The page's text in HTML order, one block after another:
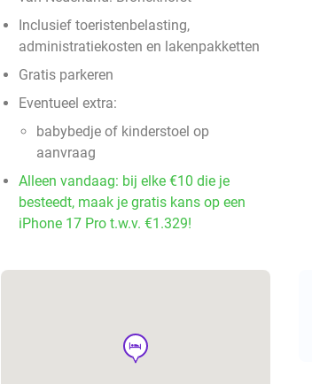
Inclusief toeristenbelasting,
administratiekosten en lakenpakketten
Gratis parkeren
Eventueel extra:
babybedje of kinderstoel op
aanvraag
Alleen vandaag: bij elke €10 die je
besteedt, maak je gratis kans op een
iPhone 17 Pro t.w.v. €1.329!
hotel